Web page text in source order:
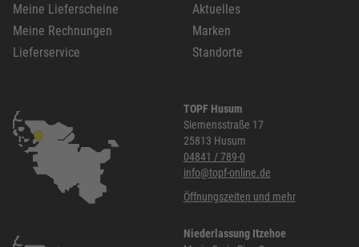
Meine Lieferscheine
Meine Rechnungen
Lieferservice
Aktuelles
Marken
Standorte
TOPF Husum
Siemensstraße 17
25813 Husum
04841 / 789-0
info@topf-online.de
Öffnungszeiten und mehr
Niederlassung Itzehoe